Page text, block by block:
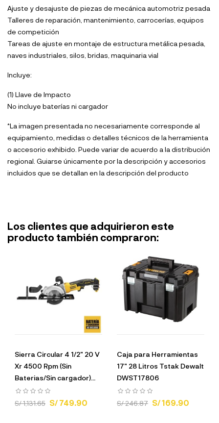
Ajuste y desajuste de piezas de mecánica automotriz pesada
Talleres de reparación, mantenimiento, carrocerías, equipos
de competición
Tareas de ajuste en montaje de estructura metálica pesada,
naves industriales, silos, bridas, maquinaria vial
Incluye:
(1) Llave de Impacto
No incluye baterías ni cargador
*La imagen presentada no necesariamente corresponde al
equipamiento, medidas o detalles técnicos de la herramienta
o accesorio exhibido. Puede variar de acuerdo a la distribución
regional. Guiarse únicamente por la descripción y accesorios
incluidos que se detallan en la descripción del producto
Los clientes que adquirieron este
producto también compraron:
Sierra Circular 4 1/2" 20 V
Xr 4500 Rpm (Sin
Baterias/Sin cargador)...
S/ 1,131.65 S/ 749.90
Caja para Herramientas
17" 28 Litros Tstak Dewalt
DWST17806
S/ 246.87 S/ 169.90